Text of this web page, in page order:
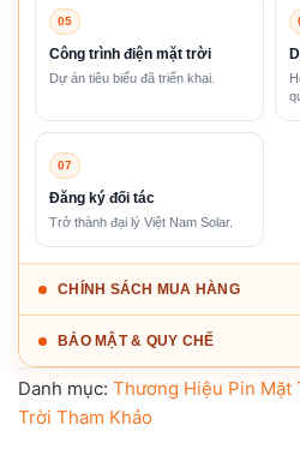
05
Công trình điện mặt trời
Dự án tiêu biểu đã triển khai.
07
Đăng ký đối tác
Trở thành đại lý Việt Nam Solar.
CHÍNH SÁCH MUA HÀNG
BẢO MẬT & QUY CHẾ
Danh mục: Thương Hiệu Pin Mặt
Trời Tham Khảo